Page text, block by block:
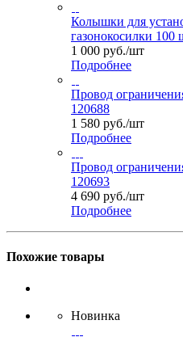
Колышки для
газонокосилки 100
1 000 руб./шт
Подробнее
Провод
120688
1 580 руб./шт
Подробнее
Провод
120693
4 690 руб./шт
Подробнее
Похожие товары
Новинка